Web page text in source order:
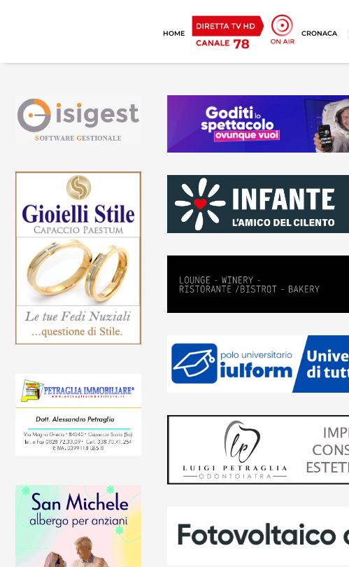
HOME CRONACA